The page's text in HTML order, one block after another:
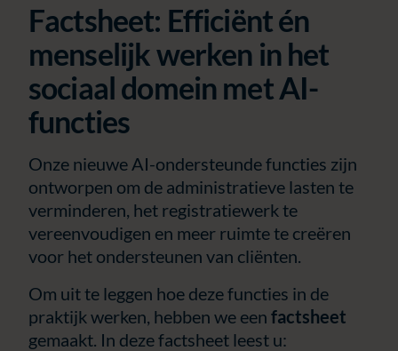
Factsheet: Efficiënt én
menselijk werken in het
sociaal domein met AI-
functies
Onze nieuwe AI-ondersteunde functies zijn
ontworpen om de administratieve lasten te
verminderen, het registratiewerk te
vereenvoudigen en meer ruimte te creëren
voor het ondersteunen van cliënten.
Om uit te leggen hoe deze functies in de
praktijk werken, hebben we een factsheet
gemaakt. In deze factsheet leest u: